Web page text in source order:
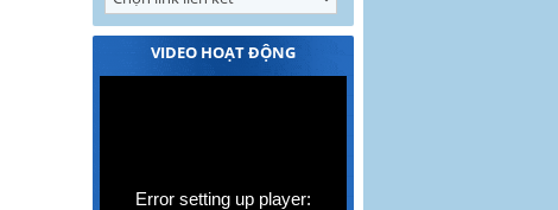
VIDEO HOẠT ĐỘNG
Error setting up player: